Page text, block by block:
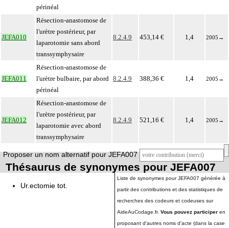
périnéal
JEFA010
Résection-anastomose de
l'urètre postérieur, par
laparotomie sans abord
transsymphysaire
8.2.4.9 453,14 € 1,4 2005 →
JEFA011
Résection-anastomose de
l'urètre bulbaire, par abord
périnéal
8.2.4.9 388,36 € 1,4 2005 →
JEFA012
Résection-anastomose de
l'urètre postérieur, par
laparotomie avec abord
transsymphysaire
8.2.4.9 521,16 € 1,4 2005 →
Proposer un nom alternatif pour JEFA007
Thésaurus de synonymes pour JEFA007
Ur.ectomie tot.
Liste de synonymes pour JEFA007 générée à
partir des contributions et des statistiques de
recherches des codeurs et codeuses sur
AideAuCodage.fr. Vous pouvez participer en
proposant d'autres noms d'acte (dans la case